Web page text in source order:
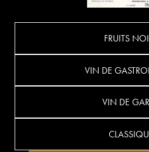
FRUITS
VIN DE
VIN DE